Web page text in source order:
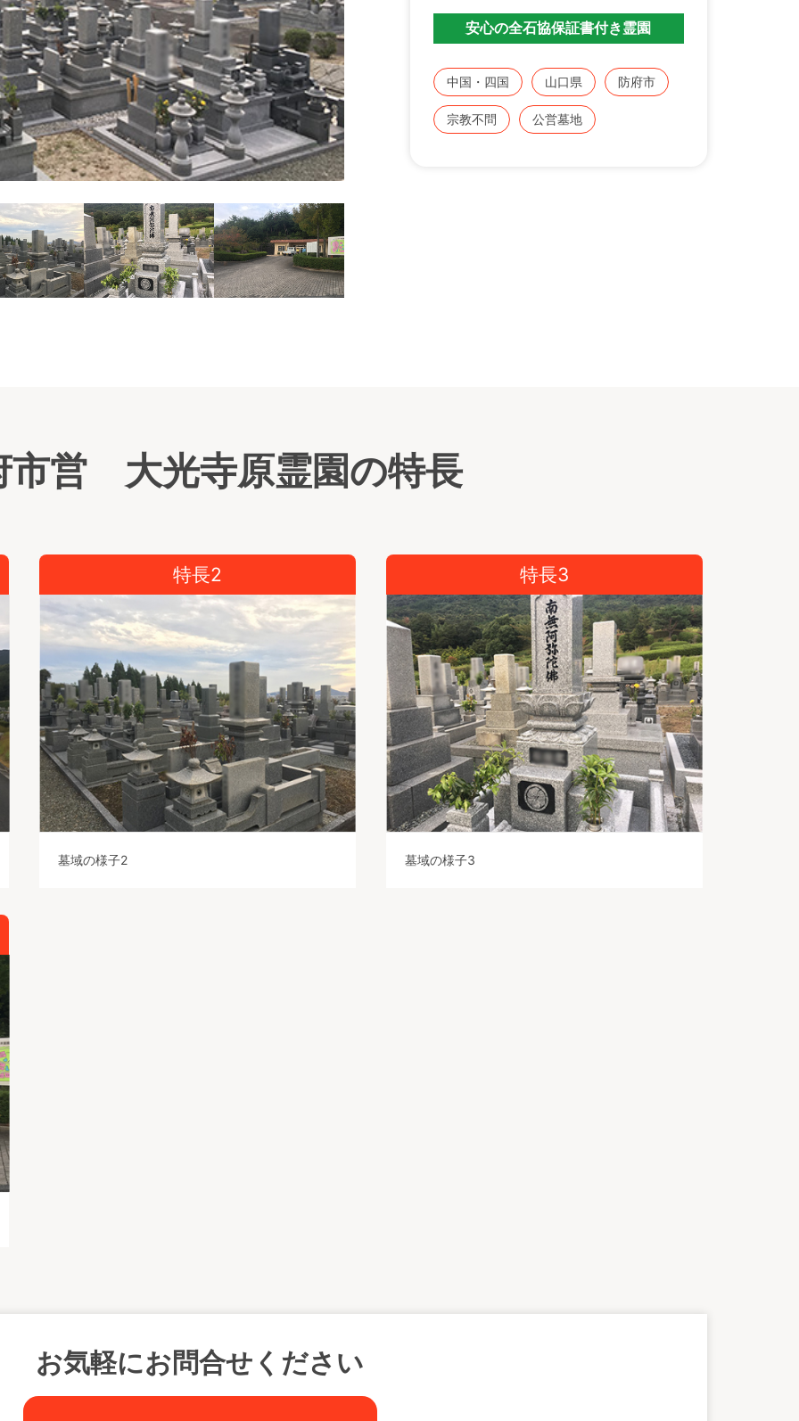
ますので、穏やかに気持ちよくお参りできま
す。
なお、公営墓地ですので、防府市内に住所の
ある方に限られていたり、使用許可承認後３
年以内に墓碑を建立できる方に限るなど、申
し込みに条件がございますのでご注意くださ
安心の全石協保証書付き霊園
中国・四国 山口県 防府市
宗教不問 公営墓地
市営 大光寺原霊園の特長
特長2
墓域の様子2
特長3
墓域の様子3
お気軽にお問合せください